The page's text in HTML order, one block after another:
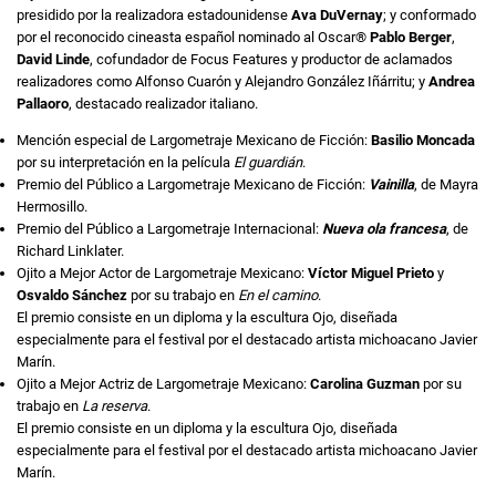
presidido por la realizadora estadounidense Ava DuVernay; y conformado
por el reconocido cineasta español nominado al Oscar® Pablo Berger,
David Linde, cofundador de Focus Features y productor de aclamados
realizadores como Alfonso Cuarón y Alejandro González Iñárritu; y Andrea
Pallaoro, destacado realizador italiano.
Mención especial de Largometraje Mexicano de Ficción: Basilio Moncada
por su interpretación en la película El guardián.
Premio del Público a Largometraje Mexicano de Ficción: Vainilla, de Mayra
Hermosillo.
Premio del Público a Largometraje Internacional: Nueva ola francesa, de
Richard Linklater.
Ojito a Mejor Actor de Largometraje Mexicano: Víctor Miguel Prieto y
Osvaldo Sánchez por su trabajo en En el camino.
El premio consiste en un diploma y la escultura Ojo, diseñada
especialmente para el festival por el destacado artista michoacano Javier
Marín.
Ojito a Mejor Actriz de Largometraje Mexicano: Carolina Guzman por su
trabajo en La reserva.
El premio consiste en un diploma y la escultura Ojo, diseñada
especialmente para el festival por el destacado artista michoacano Javier
Marín.